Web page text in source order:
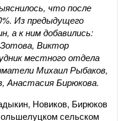
что после
Из предыдущего
а к ним добавились:
Виктор
местного отдела
Михаил Рыбаков,
Анастасия Бирюкова.
Новиков, Бирюков
сельском